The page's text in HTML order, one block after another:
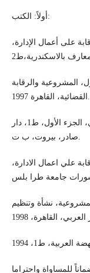
أولاً: الكتب:
على أعمال الإدارة،
المشروعية والرقابة
القضائية، القاهرة 1997.
خالد عبد العزيز عريم، القانون الإداري الليبي، الجزء الأول، ط1، دار
صادر، بيروت، ب ت.
علي اعمال الادارة،
نشأة وتنظيم
للمساواة واحتراما